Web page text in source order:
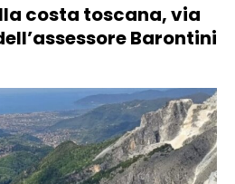
costa toscana, via
Barontini